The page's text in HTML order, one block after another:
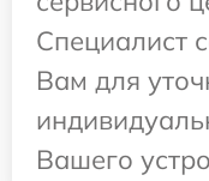
Специалист
Вам для
Вашего